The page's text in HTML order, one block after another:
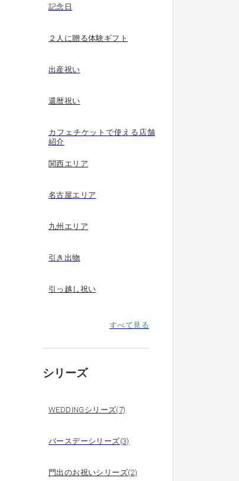
記念日
２人に贈る体験ギフト
出産祝い
還暦祝い
カフェチケットで使える店舗
紹介
関西エリア
名古屋エリア
九州エリア
引き出物
引っ越し祝い
すべて見る
シリーズ
WEDDINGシリーズ(7)
バースデーシリーズ(3)
門出のお祝いシリーズ(2)